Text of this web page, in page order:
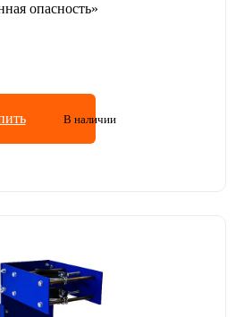
опасность»
В наличии